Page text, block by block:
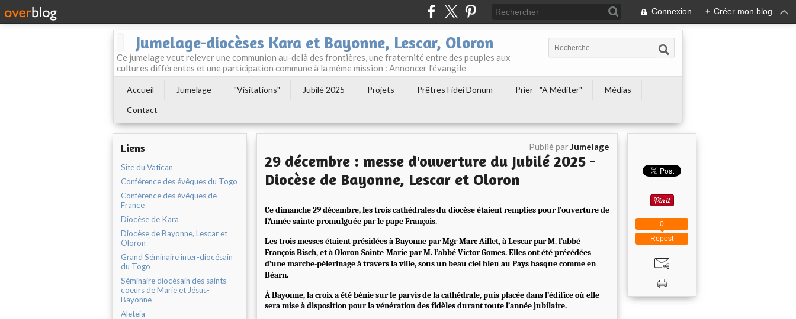
Connexion + Créer mon blog
Jumelage-diocèses Kara et Bayonne, Lescar, Oloron
Ce jumelage veut relever une communion au-delà des frontières, une fraternité entre des peuples aux
cultures différentes et une participation commune à la même mission : Annoncer l'évangile
Accueil Jumelage "Visitations" Jubilé 2025 Projets Prêtres Fidei Donum Prier - "A Méditer"
Médias
Contact
Liens
Site du Vatican
Conférence des évêques du Togo
Conférence des évêques de
France
Diocèse de Kara
Diocèse de Bayonne, Lescar et
Oloron
Grand Séminaire inter-diocésain
du Togo
Séminaire diocésain des saints
coeurs de Marie et Jésus-
Bayonne
Aleteia
Publié parJumelage
29 décembre : messe d'ouverture du Jubilé 2025 -
Diocèse de Bayonne, Lescar et Oloron
Ce dimanche 29 décembre, les trois cathédrales du diocèse étaient remplies pour l’ouverture de
l’Année sainte promulguée par le pape François.
Les trois messes étaient présidées à Bayonne par Mgr Marc Aillet, à Lescar par M. l’abbé
François Bisch, et à Oloron-Sainte-Marie par M. l’abbé Victor Gomes. Elles ont été précédées
d’une marche-pèlerinage à travers la ville, sous un beau ciel bleu au Pays basque comme en
Béarn.
À Bayonne, la croix a été bénie sur le parvis de la cathédrale, puis placée dans l’édifice où elle
sera mise à disposition pour la vénération des fidèles durant toute l’année jubilaire.
Repost
0